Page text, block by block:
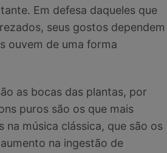
Em defesa daqueles que
seus gostos dependem
ouvem de uma forma
as bocas das plantas, por
puros são os que mais
música clássica, que são os
na ingestão de